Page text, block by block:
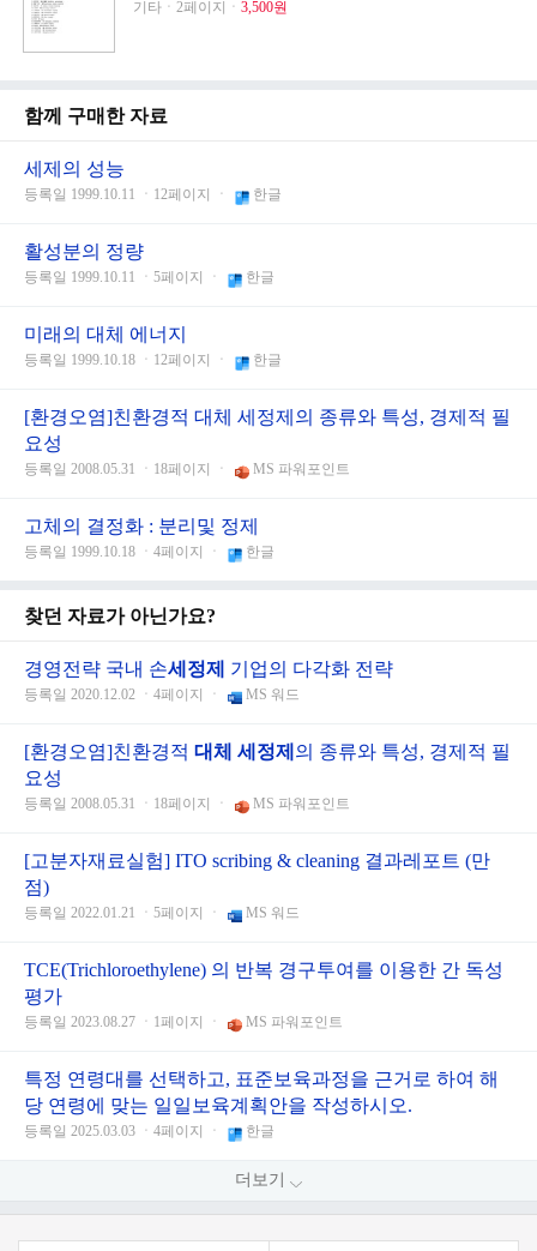
기타ㆍ2페이지ㆍ 3,500원
함께 구매한 자료
세제의 성능
등록일 1999.10.11 ㆍ12페이지 ㆍ 한글
활성분의 정량
등록일 1999.10.11 ㆍ5페이지 ㆍ 한글
미래의 대체 에너지
등록일 1999.10.18 ㆍ12페이지 ㆍ 한글
[환경오염]친환경적 대체 세정제의 종류와 특성, 경제적 필
요성
등록일 2008.05.31 ㆍ18페이지 ㆍ MS 파워포인트
고체의 결정화 : 분리및 정제
등록일 1999.10.18 ㆍ4페이지 ㆍ 한글
찾던 자료가 아닌가요?
경영전략 국내 손세정제 기업의 다각화 전략
등록일 2020.12.02 ㆍ4페이지 ㆍ MS 워드
[환경오염]친환경적 대체 세정제 의 종류와 특성, 경제적 필
요성
등록일 2008.05.31 ㆍ18페이지 ㆍ MS 파워포인트
[고분자재료실험] ITO scribing & cleaning 결과레포트 (만
점)
등록일 2022.01.21 ㆍ5페이지 ㆍ MS 워드
TCE(Trichloroethylene) 의 반복 경구투여를 이용한 간 독성
평가
등록일 2023.08.27 ㆍ1페이지 ㆍ MS 파워포인트
특정 연령대를 선택하고, 표준보육과정을 근거로 하여 해
당 연령에 맞는 일일보육계획안을 작성하시오.
등록일 2025.03.03 ㆍ4페이지 ㆍ 한글
더보기